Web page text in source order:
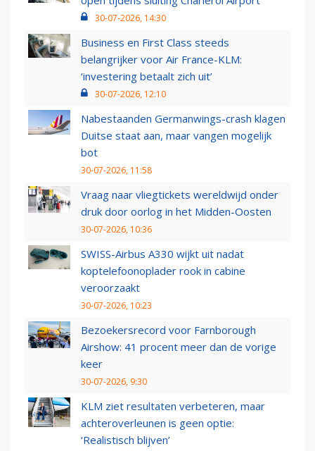
30-07-2026, 14:30
Business en First Class steeds
belangrijker voor Air France-KLM:
‘investering betaalt zich uit’
30-07-2026, 12:10
Nabestaanden Germanwings-crash klagen
Duitse staat aan, maar vangen mogelijk
bot
30-07-2026, 11:58
Vraag naar vliegtickets wereldwijd onder
druk door oorlog in het Midden-Oosten
30-07-2026, 10:36
SWISS-Airbus A330 wijkt uit nadat
koptelefoonoplader rook in cabine
veroorzaakt
30-07-2026, 10:23
Bezoekersrecord voor Farnborough
Airshow: 41 procent meer dan de vorige
keer
30-07-2026, 9:30
KLM ziet resultaten verbeteren, maar
achteroverleunen is geen optie:
‘Realistisch blijven’